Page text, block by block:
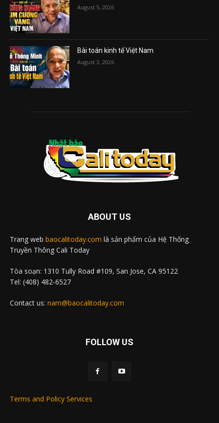
August 5, 2026
Bài toán kinh tế Việt Nam
August 3, 2026
ABOUT US
Trang web baocalitoday.com là sản phẩm của Hệ Thống
Truyền Thông Cali Today
Tòa soạn: 1310 Tully Road #109, San Jose, CA 95122
Tel: (408) 482-6527
Contact us: nam@baocalitoday.com
FOLLOW US
Terms and Policy Services